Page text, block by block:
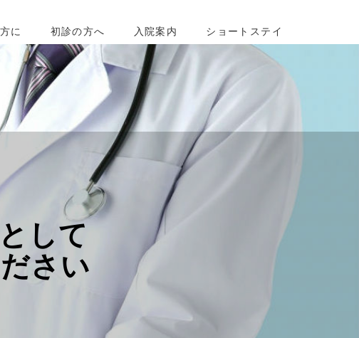
に 初診の方へ 入院案内 ショートステイ
して
さい